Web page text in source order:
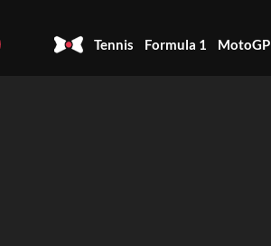
Tennis Formula 1 MotoGP